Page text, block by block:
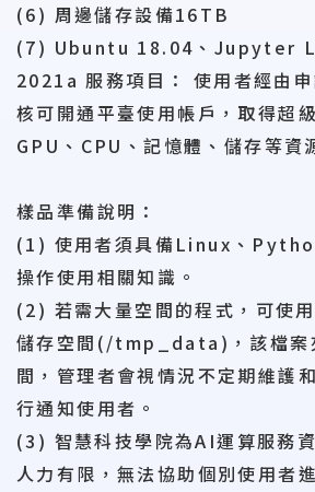
(6) 周邊儲存設備16TB
(7) Ubuntu 18.04、Jupyter
2021a 服務項目： 使用者經由
核可開通平臺使用帳戶，取得超
GPU、CPU、記憶體、儲存等資
樣品準備說明：
(1) 使用者須具備Linux、
操作使用相關知識。
(2) 若需大量空間的程式，可使
儲存空間(/tmp_data)，該檔案
間，管理者會視情況不定期維護
行通知使用者。
(3) 智慧科技學院為AI運算服務
人力有限，無法協助個別使用者